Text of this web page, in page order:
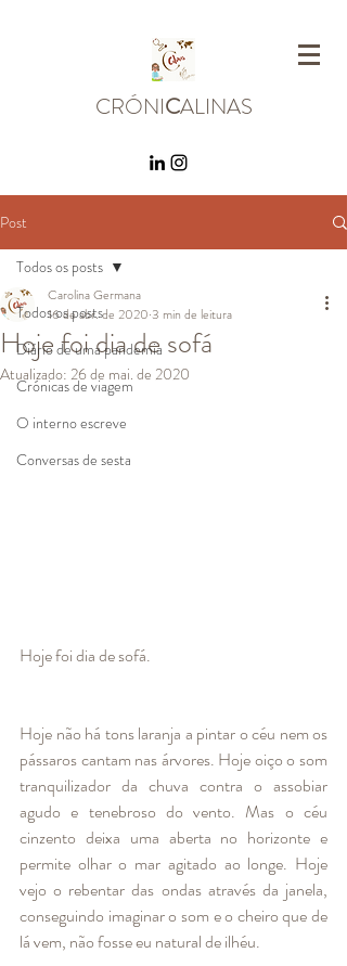
CRÓNICALINAS
Post
Todos os posts
Diário de uma pandemia
Crónicas de viagem
O interno escreve
Conversas de sesta
Todos os posts
Hoje foi dia de sofá
Carolina Germana
16 de abr. de 2020 3 min de leitura
Atualizado: 26 de mai. de 2020
Hoje foi dia de sofá.
Hoje não há tons laranja a pintar o céu nem os
pássaros cantam nas árvores. Hoje oiço o som
tranquilizador da chuva contra o assobiar
agudo e tenebroso do vento. Mas o céu
cinzento deixa uma aberta no horizonte e
permite olhar o mar agitado ao longe. Hoje
vejo o rebentar das ondas através da janela,
conseguindo imaginar o som e o cheiro que de
lá vem, não fosse eu natural de ilhéu.